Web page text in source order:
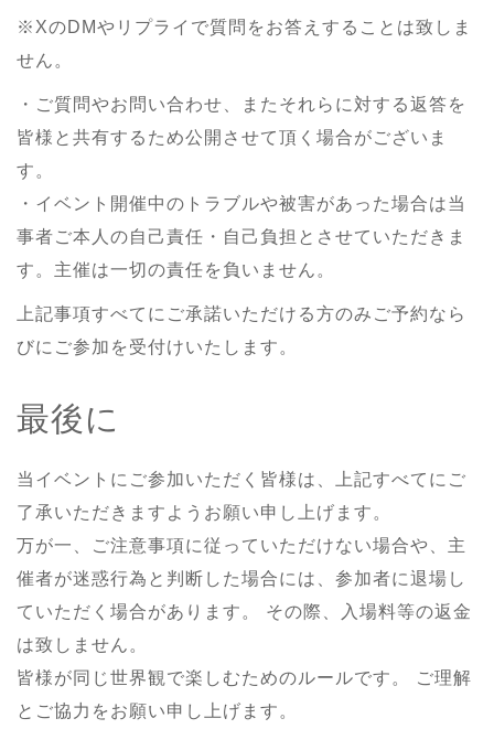
※XのDMやリプライで質問をお答えすることは致しま
せん。
・ご質問やお問い合わせ、またそれらに対する返答を
皆様と共有するため公開させて頂く場合がございま
す。
・イベント開催中のトラブルや被害があった場合は当
事者ご本人の自己責任・自己負担とさせていただきま
す。主催は一切の責任を負いません。
上記事項すべてにご承諾いただける方のみご予約なら
びにご参加を受付けいたします。
最後に
当イベントにご参加いただく皆様は、上記すべてにご
了承いただきますようお願い申し上げます。
万が一、ご注意事項に従っていただけない場合や、主
催者が迷惑行為と判断した場合には、参加者に退場し
ていただく場合があります。 その際、入場料等の返金
は致しません。
皆様が同じ世界観で楽しむためのルールです。 ご理解
とご協力をお願い申し上げます。